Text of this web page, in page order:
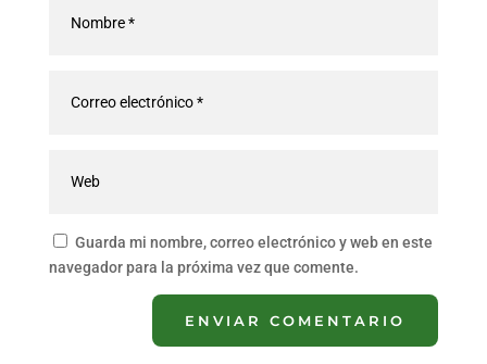
Guarda mi nombre, correo electrónico y web en este
navegador para la próxima vez que comente.
ENVIAR COMENTARIO